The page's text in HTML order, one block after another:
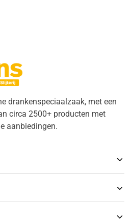
drankenspeciaalzaak, met een
circa 2500+ producten met
aanbiedingen.